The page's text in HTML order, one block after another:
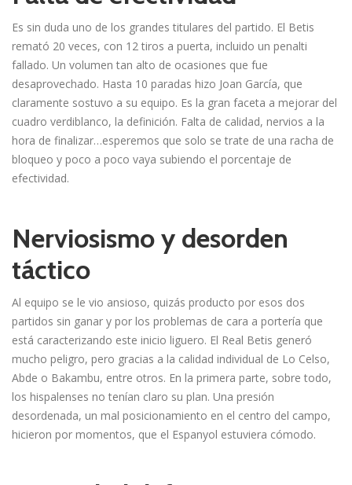
Es sin duda uno de los grandes titulares del partido. El Betis
remató 20 veces, con 12 tiros a puerta, incluido un penalti
fallado. Un volumen tan alto de ocasiones que fue
desaprovechado. Hasta 10 paradas hizo Joan García, que
claramente sostuvo a su equipo. Es la gran faceta a mejorar del
cuadro verdiblanco, la definición. Falta de calidad, nervios a la
hora de finalizar…esperemos que solo se trate de una racha de
bloqueo y poco a poco vaya subiendo el porcentaje de
efectividad.
Nerviosismo y desorden
táctico
Al equipo se le vio ansioso, quizás producto por esos dos
partidos sin ganar y por los problemas de cara a portería que
está caracterizando este inicio liguero. El Real Betis generó
mucho peligro, pero gracias a la calidad individual de Lo Celso,
Abde o Bakambu, entre otros. En la primera parte, sobre todo,
los hispalenses no tenían claro su plan. Una presión
desordenada, un mal posicionamiento en el centro del campo,
hicieron por momentos, que el Espanyol estuviera cómodo.